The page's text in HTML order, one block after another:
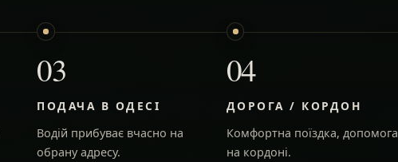
03
ПОДАЧА В ОДЕСІ
Водій прибуває вчасно на
обрану адресу.
04
ДОРОГА / КОРДОН
Комфортна поїздка, допомога
на кордоні.